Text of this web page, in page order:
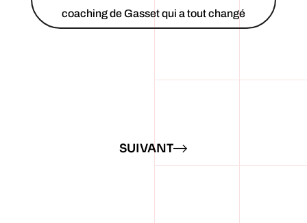
coaching de Gasset qui a tout changé
SUIVANT